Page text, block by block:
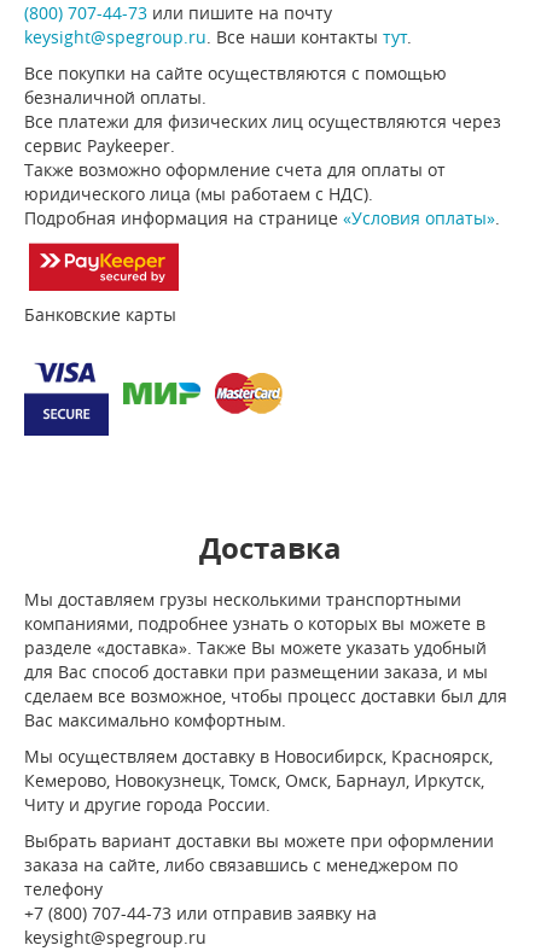
(800) 707-44-73 или пишите на почту
keysight@spegroup.ru. Все наши контакты тут.
Все покупки на сайте осуществляются с помощью
безналичной оплаты.
Все платежи для физических лиц осуществляются через
сервис Paykeeper.
Также возможно оформление счета для оплаты от
юридического лица (мы работаем с НДС).
Подробная информация на странице «Условия оплаты».
Банковские карты
Доставка
Мы доставляем грузы несколькими транспортными
компаниями, подробнее узнать о которых вы можете в
разделе «доставка». Также Вы можете указать удобный
для Вас способ доставки при размещении заказа, и мы
сделаем все возможное, чтобы процесс доставки был для
Вас максимально комфортным.
Мы осуществляем доставку в Новосибирск, Красноярск,
Кемерово, Новокузнецк, Томск, Омск, Барнаул, Иркутск,
Читу и другие города России.
Выбрать вариант доставки вы можете при оформлении
заказа на сайте, либо связавшись с менеджером по
телефону
+7 (800) 707-44-73 или отправив заявку на
keysight@spegroup.ru